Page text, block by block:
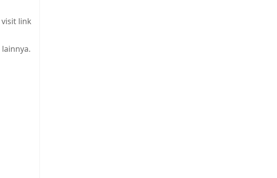
link